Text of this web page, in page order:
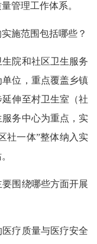
管理工作体系。
施范围包括哪些？
院和社区卫生服务
位，重点覆盖乡镇
伸至村卫生室（社
务中心为重点，实
社一体”整体纳入实
围绕哪些方面开展
疗质量与医疗安全